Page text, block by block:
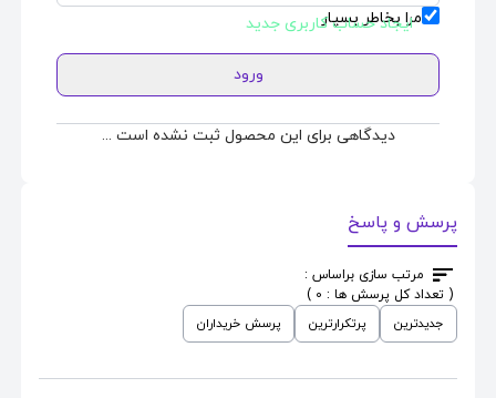
مرا بخاطر بسپار
ایجاد حساب کاربری جدید
ورود
دیدگاهی برای این محصول ثبت نشده است ...
پرسش و پاسخ
مرتب سازی براساس :
( تعداد کل پرسش ها : 0 )
جدیدترین
پرتکرارترین پرسش خریداران